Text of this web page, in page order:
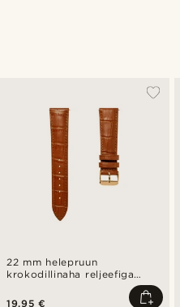
22 mm helepruun
krokodillinaha reljeefiga
roosakuldse tooniga
19,95 €